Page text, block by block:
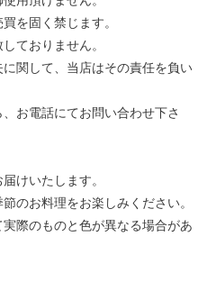
を固く禁じます。
ておりません。
に関して、当店はその責任を負い
お電話にてお問い合わせ下さ
けいたします。
のお料理をお楽しみください。
際のものと色が異なる場合があ